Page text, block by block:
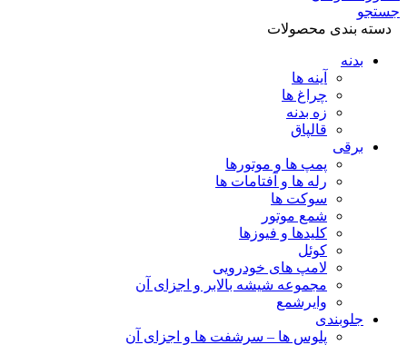
جستجو
دسته بندی محصولات
بدنه
آینه ها
چراغ ها
زه بدنه
قالپاق
برقی
پمپ ها و موتورها
رله ها و آفتامات ها
سوکت ها
شمع موتور
کلیدها و فیوزها
کوئل
لامپ های خودرویی
مجموعه شیشه بالابر و اجزای آن
وایرشمع
جلوبندی
پلوس ها – سرشفت ها و اجزای آن